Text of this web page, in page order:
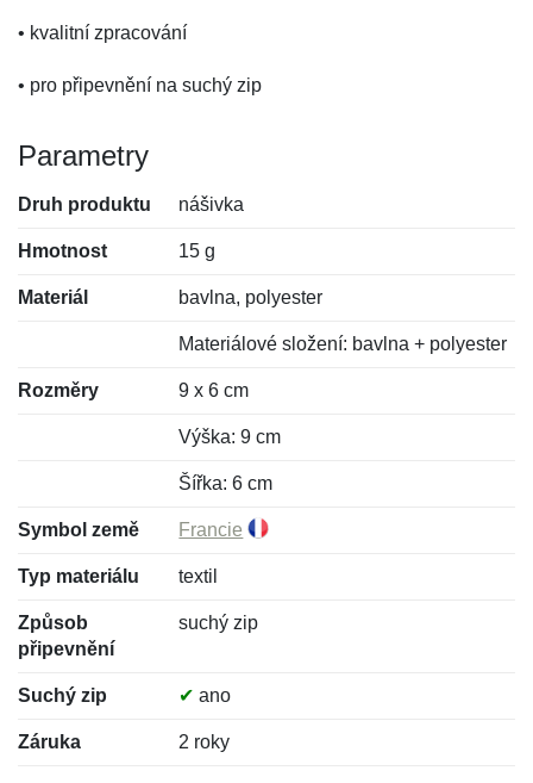
• kvalitní zpracování
• pro připevnění na suchý zip
Parametry
Druh produktu nášivka
Hmotnost 15 g
Materiál bavlna, polyester
Materiálové složení: bavlna + polyester
Rozměry 9 x 6 cm
Výška: 9 cm
Šířka: 6 cm
Symbol země Francie
Typ materiálu textil
Způsob
připevnění
suchý zip
Suchý zip ✔ ano
Záruka 2 roky